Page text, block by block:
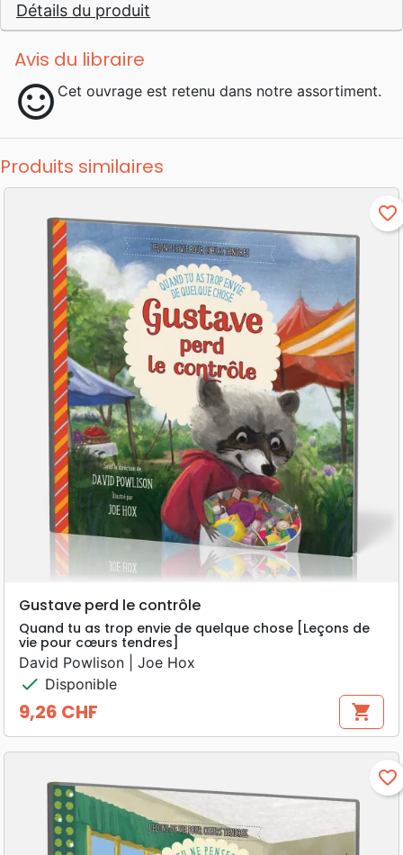
Détails du produit
Avis du libraire
sentiment_satisfied Cet ouvrage est retenu dans notre assortiment.
Produits similaires
favorite_border
Gustave perd le contrôle
Quand tu as trop envie de quelque chose [Leçons de
vie pour cœurs tendres]
David Powlison | Joe Hox
check Disponible
Prix
9,26 CHF shopping_cart
favorite_border